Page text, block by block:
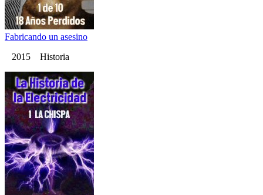
Fabricando un asesino
2015 Historia